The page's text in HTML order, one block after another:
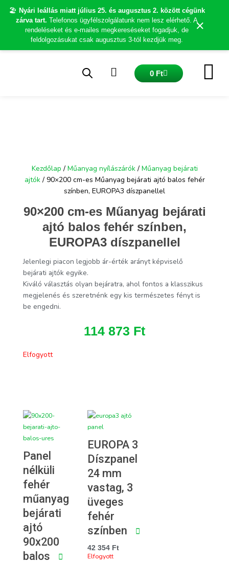
🏖️ Nyári leállás miatt július 25. és augusztus 2. között cégünk
zárva tart. Telefonos ügyfélszolgálatunk nem lesz elérhető. A
rendeléseket és e-mailes megkereséseket fogadjuk, de
feldolgozásukat csak augusztus 3-tól kezdjük meg.
×
Skip
0 FtKosár
Kezdőlap / Műanyag nyílászárók/ Műanyag bejárati
ajtók/ 90×200 cm-es Műanyag bejárati ajtó balos fehér
színben, EUROPA3 díszpanellel
90×200 cm-es Műanyag bejárati
ajtó balos fehér színben,
EUROPA3 díszpanellel
Jelenlegi piacon legjobb ár-érték arányt képviselő
bejárati ajtók egyike.
Kiváló választás olyan bejáratra, ahol fontos a klasszikus
megjelenés és szeretnénk egy kis természetes fényt is
be engedni.
114 873 Ft
Elfogyott
Panel
nélküli
fehér
műanyag
bejárati
ajtó
90x200
balos
EUROPA 3
Díszpanel
24 mm
vastag, 3
üveges
fehér
színben
42 354 Ft
Elfogyott